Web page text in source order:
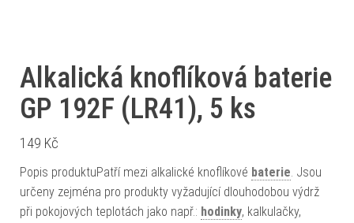
Alkalická knoflíková baterie
GP 192F (LR41), 5 ks
149 Kč
Popis produktuPatří mezi alkalické knoflíkové baterie. Jsou
určeny zejména pro produkty vyžadující dlouhodobou výdrž
při pokojových teplotách jako např.: hodinky, kalkulačky,